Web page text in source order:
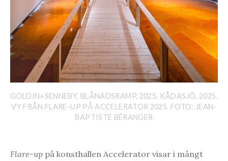
GOLDIN+SENNEBY, BLÅNADSRAMP, 2025, KÅDASJÖ, 2025.
VY FRÅN FLARE-UP PÅ ACCELERATOR 2025. FOTO: JEAN-
BAPTISTE BÉRANGER
Flare-up på konsthallen Accelerator visar i mångt